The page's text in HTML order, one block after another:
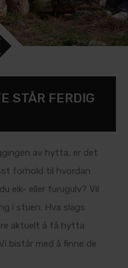
STÅR FERDIG
av hytta, er det
forhold til hvordan
eik- eller furugulv? Vil
i stuen. Hva slags
aktuelt å få hytta
bistår med å finne de